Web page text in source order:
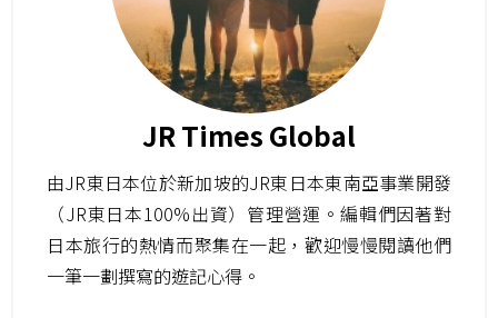
JR Times Global
由JR東日本位於新加坡的JR東日本東南亞事業開發
（JR東日本100%出資）管理營運。編輯們因著對
日本旅行的熱情而聚集在一起，歡迎慢慢閱讀他們
一筆一劃撰寫的遊記心得。